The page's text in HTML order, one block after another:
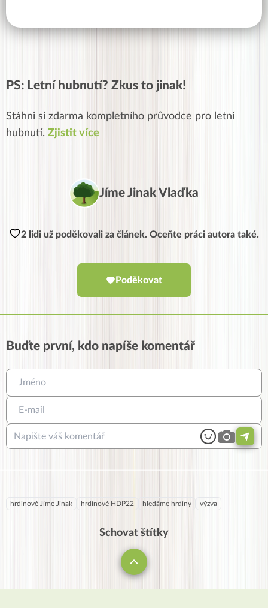
PS: Letní hubnutí? Zkus to jinak!
Stáhni si zdarma kompletního průvodce pro letní
hubnutí. Zjistit více
Jíme Jinak Vlaďka
2 lidi už poděkovali za článek. Oceňte práci autora také.
Poděkovat
Buďte první, kdo napíše komentář
hrdinové Jíme Jinak hrdinové HDP22 hledáme hrdiny výzva
Schovat štítky